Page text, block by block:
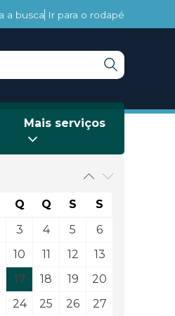
a busca Ir para o rodapé
Mais serviços
Q Q S
S
3 4 5
6
10 11 12
13
17 18 19
20
24 25 26
27